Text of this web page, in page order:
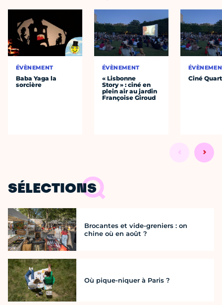
ÉVÈNEMENT
Baba Yaga la
sorcière
ÉVÈNEMENT
« Lisbonne
Story » : ciné en
plein air au jardin
Françoise Giroud
Ciné
SÉLECTIONS
Brocantes et vide-greniers : on
chine où en août ?
Où pique-niquer à Paris ?